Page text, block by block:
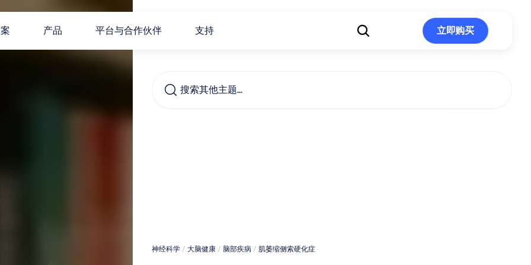
产品 平台与合作伙伴 支持
立即购买
搜索其他主题…
神经科学 / 大脑健康 / 脑部疾病 / 肌萎缩侧索硬化症